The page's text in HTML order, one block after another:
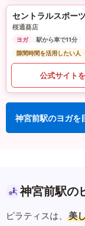
セントラルスポー
桜通葵店
ヨガ
駅から車で11分
隙間時間を活用したい人
公式サイト
神宮前駅のヨガを
神宮前駅の
ピラティスは、 美